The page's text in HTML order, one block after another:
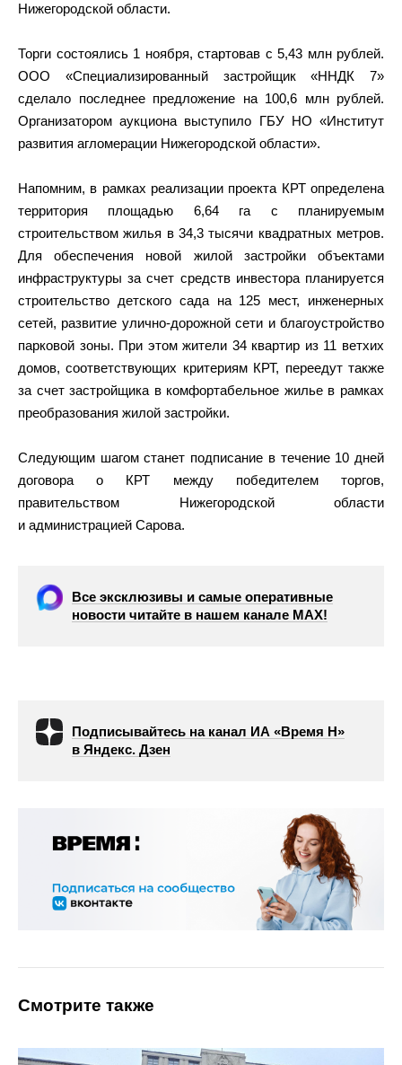
Нижегородской области.
Торги состоялись 1 ноября, стартовав с 5,43 млн рублей.
ООО «Специализированный застройщик «ННДК 7»
сделало последнее предложение на 100,6 млн рублей.
Организатором аукциона выступило ГБУ НО «Институт
развития агломерации Нижегородской области».
Напомним, в рамках реализации проекта КРТ определена
территория площадью 6,64 га с планируемым
строительством жилья в 34,3 тысячи квадратных метров.
Для обеспечения новой жилой застройки объектами
инфраструктуры за счет средств инвестора планируется
строительство детского сада на 125 мест, инженерных
сетей, развитие улично-дорожной сети и благоустройство
парковой зоны. При этом жители 34 квартир из 11 ветхих
домов, соответствующих критериям КРТ, переедут также
за счет застройщика в комфортабельное жилье в рамках
преобразования жилой застройки.
Следующим шагом станет подписание в течение 10 дней
договора о КРТ между победителем торгов,
правительством Нижегородской области
и администрацией Сарова.
Все эксклюзивы и самые оперативные
новости читайте в нашем канале МАХ!
Подписывайтесь на канал ИА «Время Н»
в Яндекс. Дзен
Смотрите также